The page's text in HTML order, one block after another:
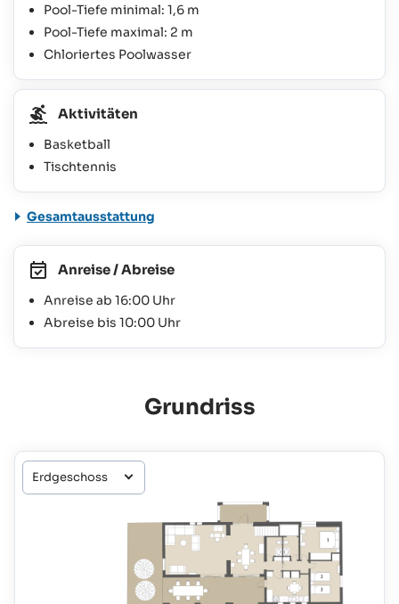
Pool-Tiefe minimal: 1,6 m
Pool-Tiefe maximal: 2 m
Chloriertes Poolwasser
Aktivitäten
Basketball
Tischtennis
Gesamtausstattung
Anreise / Abreise
Anreise ab 16:00 Uhr
Abreise bis 10:00 Uhr
Grundriss